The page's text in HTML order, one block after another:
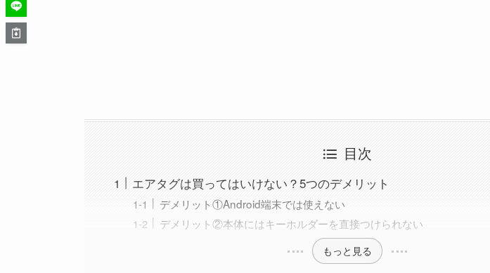
目次
エアタグは買ってはいけない？5つのデメリット
デメリット①Android端末では使えない
デメリット②本体にはキーホルダーを直接つけられない
もっと見る